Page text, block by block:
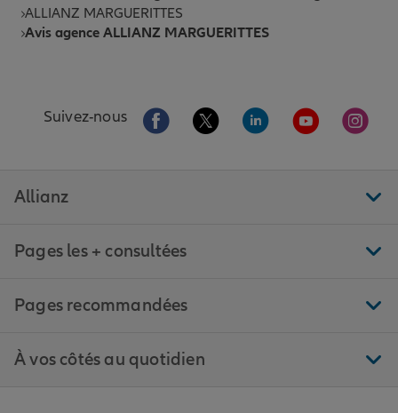
ALLIANZ MARGUERITTES
Avis agence ALLIANZ MARGUERITTES
Suivez-nous Aller sur la page Facebook de Allianz
Aller sur la page Twitter de
Aller sur la page
Aller sur la
Aller
Allianz
Pages les + consultées
Pages recommandées
À vos côtés au quotidien